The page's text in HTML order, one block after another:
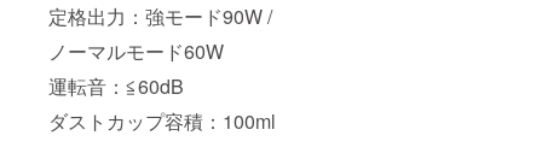
定格出力：強モード90W /
ノーマルモード60W
運転音：≦60dB
ダストカップ容積：100ml